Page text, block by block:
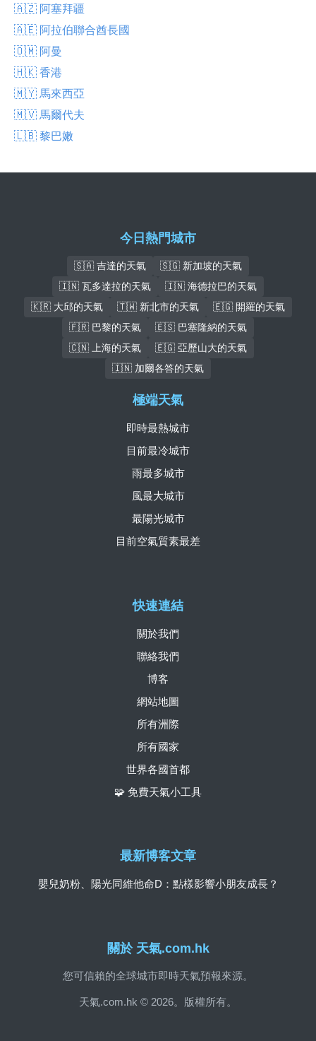
🇦🇿 阿塞拜疆
🇦🇪 阿拉伯聯合酋長國
🇴🇲 阿曼
🇭🇰 香港
🇲🇾 馬來西亞
🇲🇻 馬爾代夫
🇱🇧 黎巴嫩
今日熱門城市
🇸🇦 吉達的天氣
🇸🇬 新加坡的天氣
🇮🇳 瓦多達拉的天氣
🇮🇳 海德拉巴的天氣
🇰🇷 大邱的天氣
🇹🇼 新北市的天氣
🇪🇬 開羅的天氣
🇫🇷 巴黎的天氣
🇪🇸 巴塞隆納的天氣
🇨🇳 上海的天氣
🇪🇬 亞歷山大的天氣
🇮🇳 加爾各答的天氣
關於 天氣.com.hk
您可信賴的全球城市即時天氣預報來源。
天氣.com.hk © 2026。版權所有。
快速連結
關於我們
聯絡我們
博客
網站地圖
所有洲際
所有國家
世界各國首都
🧩 免費天氣小工具
極端天氣
即時最熱城市
目前最冷城市
雨最多城市
風最大城市
最陽光城市
目前空氣質素最差
最新博客文章
嬰兒奶粉、陽光同維他命D：點樣影響小朋友成長？